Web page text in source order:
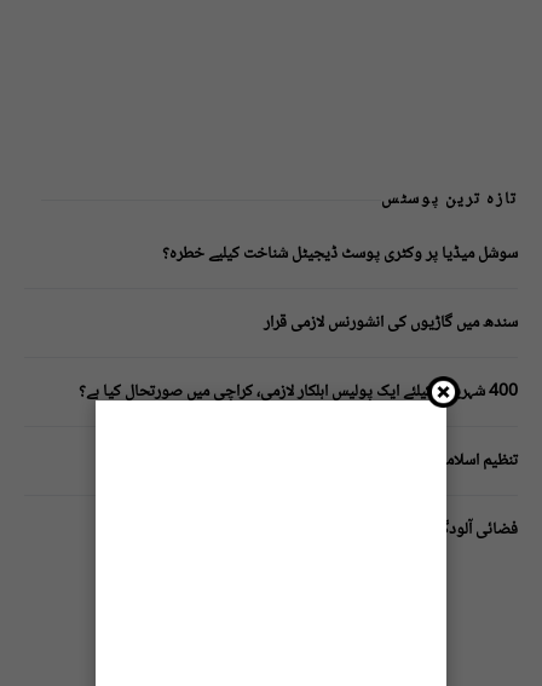
تازہ ترین پوسٹس
سوشل میڈیا پر وکٹری پوسٹ ڈیجیٹل شناخت کیلیے خطرہ؟
سندھ میں گاڑیوں کی انشورنس لازمی قرار
400 شہریوں کیلئے ایک پولیس اہلکار لازمی، کراچی میں صورتحال کیا ہے؟
تنظیم اسلامی کے زیرِ اہتمام ملک گیر آگاہی مہم!
فضائی آلودگی انسانی دماغ کیلیے کیسے خطرناک ثابت ہورہی ہے؟